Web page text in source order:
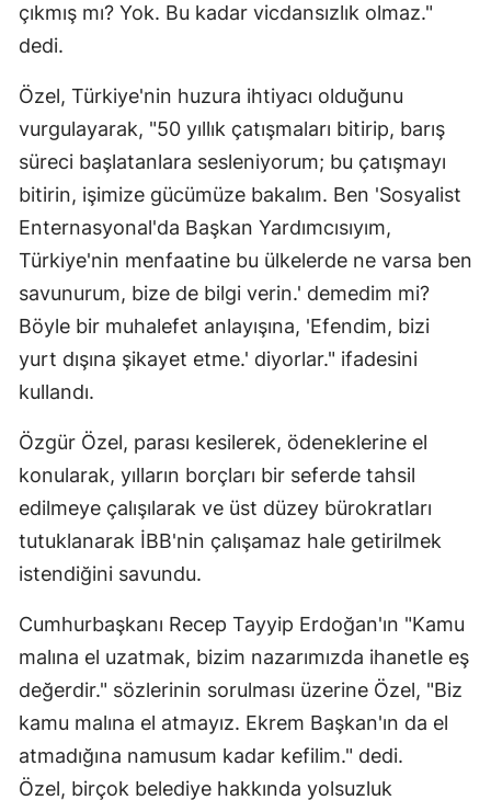
çıkmış mı? Yok. Bu kadar vicdansızlık olmaz."
dedi.
Özel, Türkiye'nin huzura ihtiyacı olduğunu
vurgulayarak, "50 yıllık çatışmaları bitirip, barış
süreci başlatanlara sesleniyorum; bu çatışmayı
bitirin, işimize gücümüze bakalım. Ben 'Sosyalist
Enternasyonal'da Başkan Yardımcısıyım,
Türkiye'nin menfaatine bu ülkelerde ne varsa ben
savunurum, bize de bilgi verin.' demedim mi?
Böyle bir muhalefet anlayışına, 'Efendim, bizi
yurt dışına şikayet etme.' diyorlar." ifadesini
kullandı.
Özgür Özel, parası kesilerek, ödeneklerine el
konularak, yılların borçları bir seferde tahsil
edilmeye çalışılarak ve üst düzey bürokratları
tutuklanarak İBB'nin çalışamaz hale getirilmek
istendiğini savundu.
Cumhurbaşkanı Recep Tayyip Erdoğan'ın "Kamu
malına el uzatmak, bizim nazarımızda ihanetle eş
değerdir." sözlerinin sorulması üzerine Özel, "Biz
kamu malına el atmayız. Ekrem Başkan'ın da el
atmadığına namusum kadar kefilim." dedi.
Özel, birçok belediye hakkında yolsuzluk